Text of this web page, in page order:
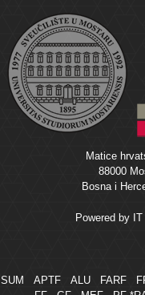
Matice
88000
Bosna i
Powered by
SUM APTF ALU FARF